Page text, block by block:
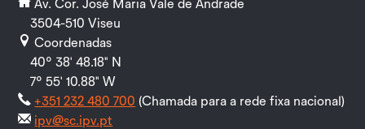
Av. Cor. José Maria Vale de Andrade
3504-510 Viseu
Coordenadas
40º 38' 48.18" N
7º 55' 10.88" W
+351 232 480 700 (Chamada para a rede fixa nacional)
ipv@sc.ipv.pt